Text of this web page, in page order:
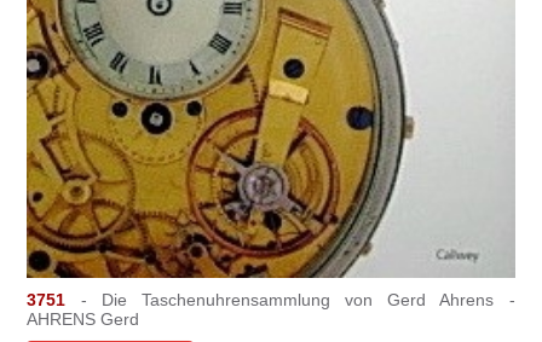
3751 - Die Taschenuhrensammlung von Gerd Ahrens -
AHRENS Gerd